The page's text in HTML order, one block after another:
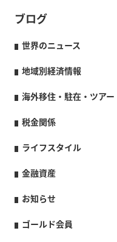
ブログ
世界のニュース
地域別経済情報
海外移住・駐在・ツアー
税金関係
ライフスタイル
金融資産
お知らせ
ゴールド会員